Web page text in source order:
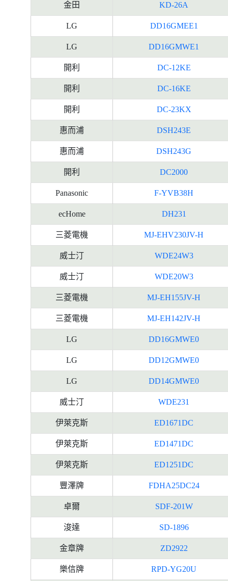
金田 KD-26A
LG DD16GMEE1
LG DD16GMWE1
開利 DC-12KE
開利 DC-16KE
開利 DC-23KX
惠而浦 DSH243E
惠而浦 DSH243G
開利 DC2000
Panasonic F-YVB38H
ecHome DH231
三菱電機 MJ-EHV230JV-H
威士汀 WDE24W3
威士汀 WDE20W3
三菱電機 MJ-EH155JV-H
三菱電機 MJ-EH142JV-H
LG DD16GMWE0
LG DD12GMWE0
LG DD14GMWE0
威士汀 WDE231
伊萊克斯 ED1671DC
伊萊克斯 ED1471DC
伊萊克斯 ED1251DC
豐澤牌 FDHA25DC24
卓爾 SDF-201W
浚達 SD-1896
金章牌 ZD2922
樂信牌 RPD-YG20U